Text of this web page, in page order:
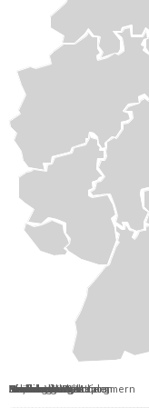
Berlin
Bremen
Hamburg
Saarland
Schleswig-Holstein
Mecklenburg-Vorpommern
Brandenburg
Niedersachsen
Sachsen-Anhalt
Sachsen
Thüringen
Hessen
Nordrhein-Westfalen
Rheinland-Pfalz
Baden-Württemberg
Bayern